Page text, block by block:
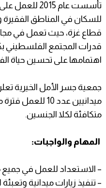
تأسست عام
للسكان في المناطق
قطاع غزة، حيث تعمل في
قدرات المجتمع الفلسطيني
اهتمامها على تحسين حياة
جمعية جسر الأمل الخيرية
ميدانيين عدد 10
متكافئة لكلا الجنسين.
المهام والواجبات:
– الاستعداد للعمل في
– تنفيذ زيارات ميدانية